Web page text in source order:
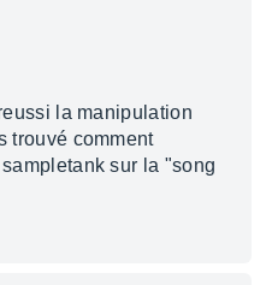
la manipulation
trouvé comment
sur la "song